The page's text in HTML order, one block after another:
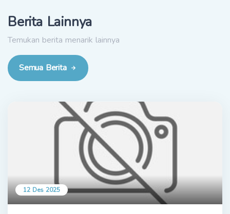
Berita Lainnya
Temukan berita menarik lainnya
Semua Berita
12 Des 2025